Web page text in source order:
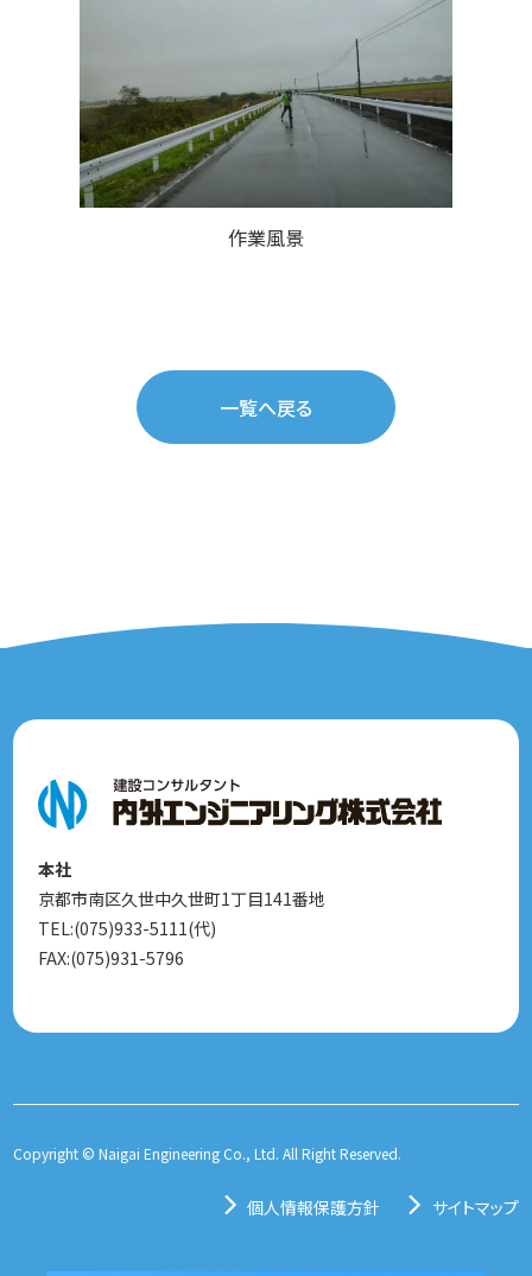
作業風景
一覧へ戻る
本社
京都市南区久世中久世町1丁目141番地
TEL:(075)933-5111(代)
FAX:(075)931-5796
Copyright © Naigai Engineering Co., Ltd. All Right Reserved.
個人情報保護方針 サイトマップ